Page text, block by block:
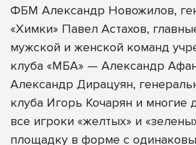
ФБМ Александр Новожилов,
«Химки» Павел Астахов,
мужской и женской команд
клуба «МБА» — Александр
Александр Дирацуян,
клуба Игорь Кочарян и многие
все игроки «желтых» и
площадку в форме с